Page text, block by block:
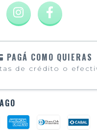
PAGÁ COMO QUIERAS
de crédito o